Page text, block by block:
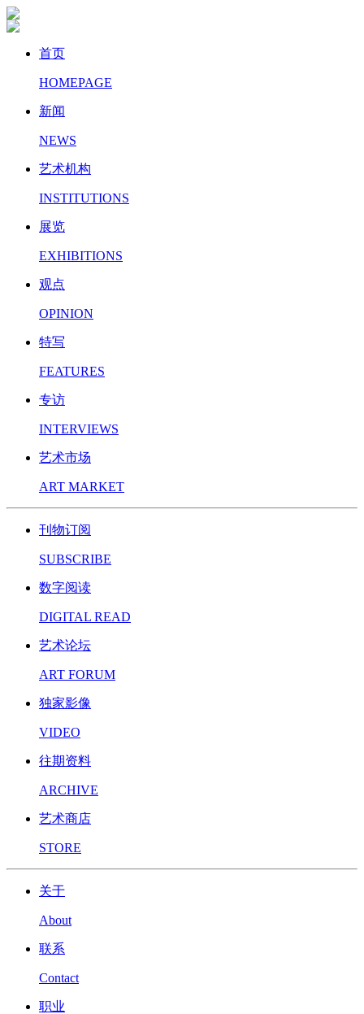
首页
HOMEPAGE
新闻
NEWS
艺术机构
INSTITUTIONS
展览
EXHIBITIONS
观点
OPINION
特写
FEATURES
专访
INTERVIEWS
艺术市场
ART MARKET
刊物订阅
SUBSCRIBE
数字阅读
DIGITAL READ
艺术论坛
ART FORUM
独家影像
VIDEO
往期资料
ARCHIVE
艺术商店
STORE
关于
About
联系
Contact
职业